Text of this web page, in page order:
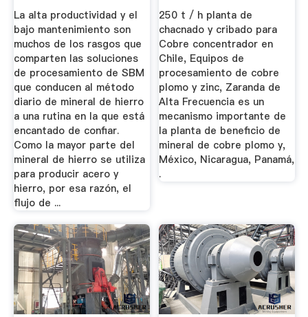
La alta productividad y el
bajo mantenimiento son
muchos de los rasgos que
comparten las soluciones
de procesamiento de SBM
que conducen al método
diario de mineral de hierro
a una rutina en la que está
encantado de confiar.
Como la mayor parte del
mineral de hierro se utiliza
para producir acero y
hierro, por esa razón, el
flujo de ...
Molino De Bola
250 t / h planta de
chacnado y cribado para
Cobre concentrador en
Chile, Equipos de
procesamiento de cobre
plomo y zinc, Zaranda de
Alta Frecuencia es un
mecanismo importante de
la planta de beneficio de
mineral de cobre plomo y,
México, Nicaragua, Panamá,
.